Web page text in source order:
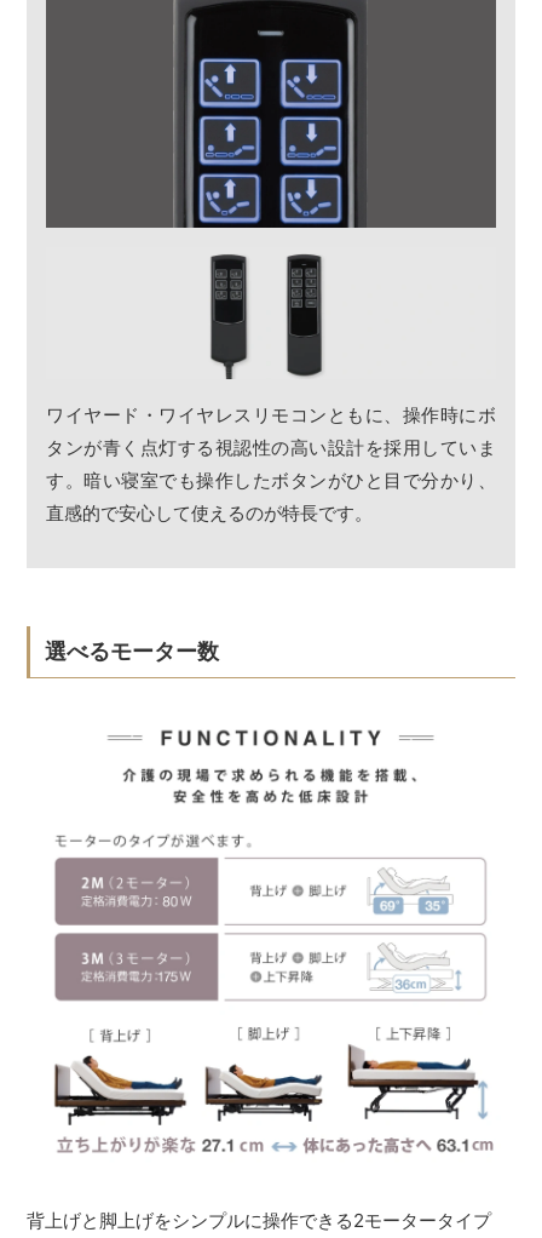
ワイヤード・ワイヤレスリモコンともに、操作時にボ
タンが青く点灯する視認性の高い設計を採用していま
す。暗い寝室でも操作したボタンがひと目で分かり、
直感的で安心して使えるのが特長です。
選べるモーター数
背上げと脚上げをシンプルに操作できる2モータータイプ